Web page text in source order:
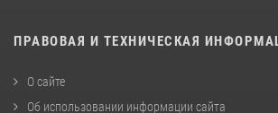
ПРАВОВАЯ И ТЕХНИЧЕСКАЯ
О сайте
Об использовании информации сайта